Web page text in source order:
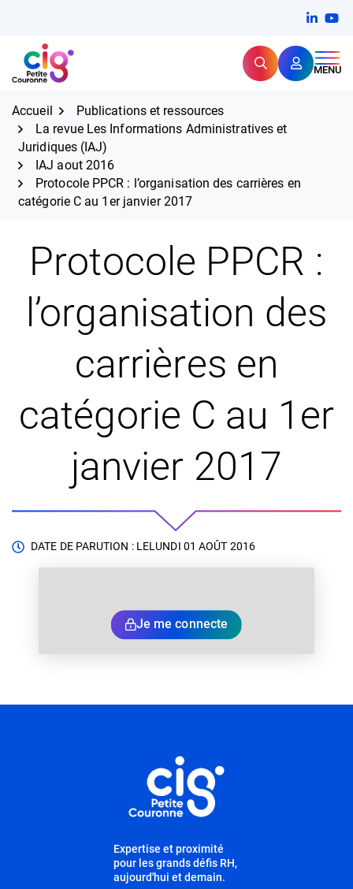
contenu
CIG Petite Couronne RechercherMENU
Expertise et proximité pour
Accueil
Publications et ressources
La revue Les Informations Administratives et
Juridiques (IAJ)
IAJ aout 2016
Protocole PPCR : l’organisation des carrières en
catégorie C au 1er janvier 2017
Protocole PPCR :
l’organisation des
carrières en
catégorie C au 1er
janvier 2017
DATE DE PARUTION : LELUNDI 01 AOÛT 2016
Je me connecte
Expertise et proximité
pour les grands défis RH,
aujourd'hui et demain.